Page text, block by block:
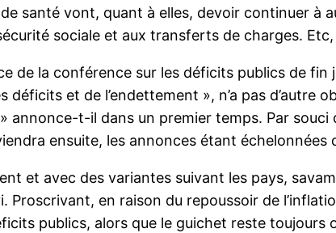
de santé vont, quant à elles, devoir continuer
sociale et aux transferts de charges.
de la conférence sur les déficits publics de
déficits et de l’endettement », n’a pas
annonce-t-il dans un premier temps. Par
ensuite, les annonces étant échelonnées
et avec des variantes suivant les pays,
Proscrivant, en raison du repoussoir de
publics, alors que le guichet reste